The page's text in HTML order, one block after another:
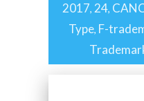
2017, 24,
Type, F-